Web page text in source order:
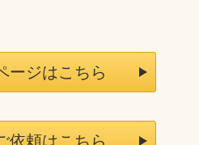
ージはこちら
依頼はこちら